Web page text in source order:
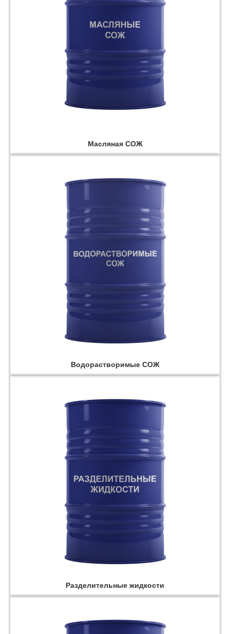
Масляная СОЖ
Водорастворимые СОЖ
Разделительные жидкости